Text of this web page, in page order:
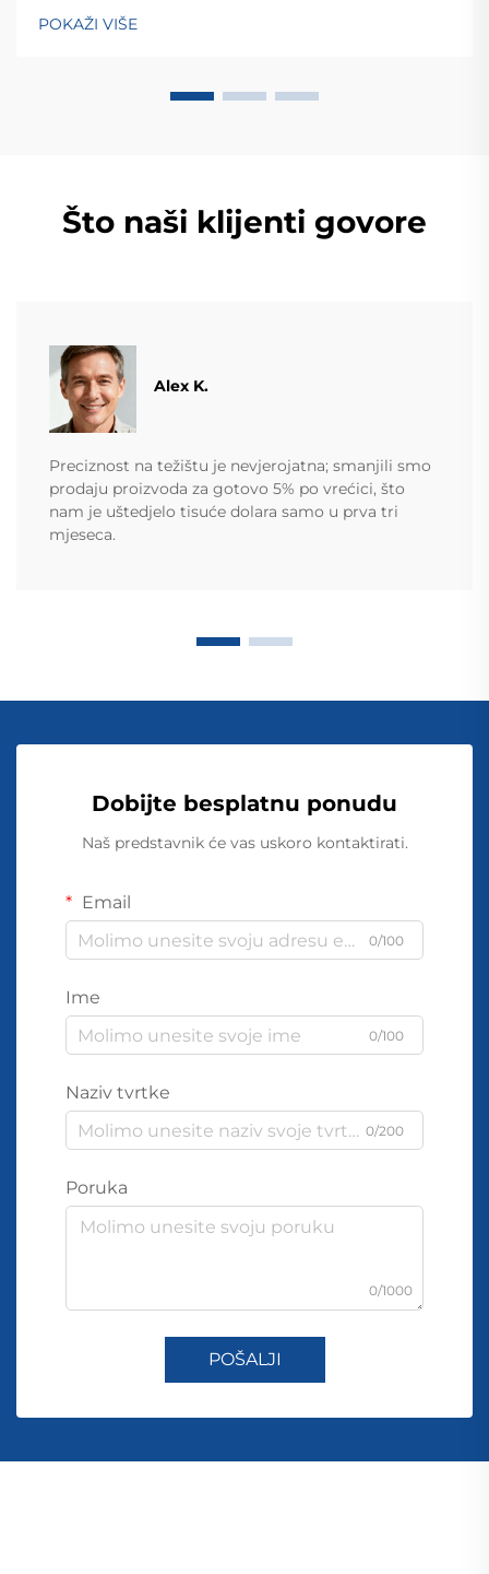
zemalja. Otkrijte njihova inteligentna rješenja za
tehtanjezažali globalnu konsultaciju OEM/ODM-a još
POKAŽI VIŠE
Što naši klijenti govore
Alex K.
Preciznost na težištu je nevjerojatna; smanjili smo
prodaju proizvoda za gotovo 5% po vrećici, što
nam je uštedjelo tisuće dolara samo u prva tri
mjeseca.
Dobijte besplatnu ponudu
Naš predstavnik će vas uskoro kontaktirati.
Email
0/100
Ime
0/100
Naziv tvrtke
0/200
Poruka
0/1000
POŠALJI